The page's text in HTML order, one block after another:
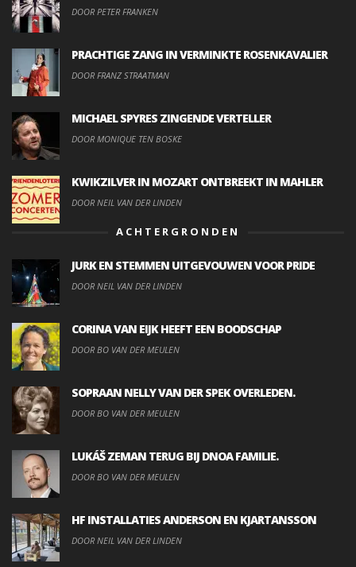
DOOR PETER FRANKEN
PRACHTIGE ZANG IN VERMINKTE ROSENKAVALIER
DOOR FRANZ STRAATMAN
MICHAEL SPYRES ZINGENDE VERTELLER
DOOR MONIQUE TEN BOSKE
KWIKZILVER IN MOZART ONTBREEKT IN MAHLER
DOOR NEIL VAN DER LINDEN
ACHTERGRONDEN
JURK EN STEMMEN UITGEVOUWEN VOOR PRIDE
DOOR NEIL VAN DER LINDEN
CORINA VAN EIJK HEEFT EEN BOODSCHAP
DOOR BO VAN DER MEULEN
SOPRAAN NELLY VAN DER SPEK OVERLEDEN.
DOOR BO VAN DER MEULEN
LUKÁŠ ZEMAN TERUG BIJ DNOA FAMILIE.
DOOR BO VAN DER MEULEN
HF INSTALLATIES ANDERSON EN KJARTANSSON
DOOR NEIL VAN DER LINDEN